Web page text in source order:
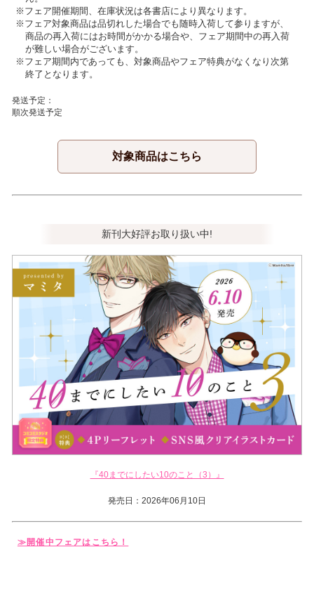
フェア開催期間、在庫状況は各書店により異なります。
フェア対象商品は品切れした場合でも随時入荷して参りますが、
商品の再入荷にはお時間がかかる場合や、フェア期間中の再入荷
が難しい場合がございます。
フェア期間内であっても、対象商品やフェア特典がなくなり次第
終了となります。
発送予定：
順次発送予定
対象商品はこちら
新刊大好評お取り扱い中!
『40までにしたい10のこと（3）』
発売日：2026年06月10日
≫開催中フェアはこちら！